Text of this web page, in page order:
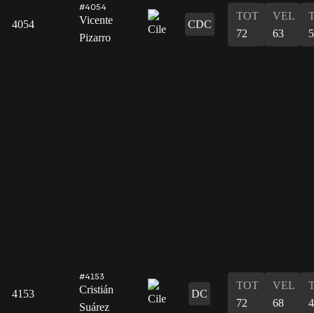
4054
#4054
Vicente
Pizarro
CDC
TOT
72
VEL
63
4153
#4153
Cristián
Suárez
DC
TOT
72
VEL
68